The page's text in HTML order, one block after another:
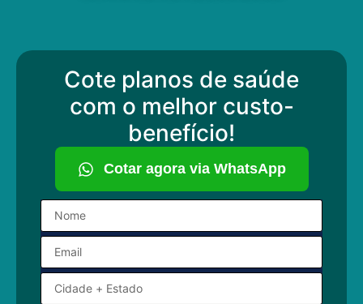
Cote planos de saúde
com o melhor custo-
benefício!
Cotar agora via WhatsApp